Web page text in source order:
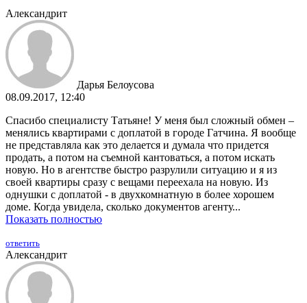
Александрит
Дарья Белоусова
08.09.2017, 12:40
Спасибо специалисту Татьяне! У меня был сложный обмен –
менялись квартирами с доплатой в городе Гатчина. Я вообще
не представляла как это делается и думала что придется
продать, а потом на съемной кантоваться, а потом искать
новую. Но в агентстве быстро разрулили ситуацию и я из
своей квартиры сразу с вещами переехала на новую. Из
однушки с доплатой - в двухкомнатную в более хорошем
доме. Когда увидела, сколько документов агенту...
Показать полностью
ответить
Александрит